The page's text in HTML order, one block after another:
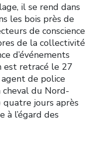
il se rend dans
les bois près de
de conscience
de la collectivité
d’événements
est retracé le 27
de police
cheval du Nord-
quatre jours après
à l’égard des